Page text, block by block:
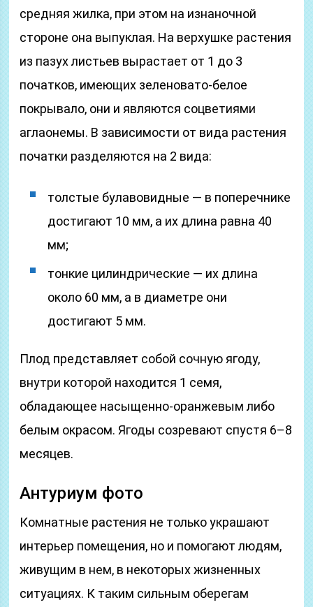
средняя жилка, при этом на изнаночной
стороне она выпуклая. На верхушке растения
из пазух листьев вырастает от 1 до 3
початков, имеющих зеленовато-белое
покрывало, они и являются соцветиями
аглаонемы. В зависимости от вида растения
початки разделяются на 2 вида:
толстые булавовидные ― в поперечнике
достигают 10 мм, а их длина равна 40
мм;
тонкие цилиндрические ― их длина
около 60 мм, а в диаметре они
достигают 5 мм.
Плод представляет собой сочную ягоду,
внутри которой находится 1 семя,
обладающее насыщенно-оранжевым либо
белым окрасом. Ягоды созревают спустя 6–8
месяцев.
Антуриум фото
Комнатные растения не только украшают
интерьер помещения, но и помогают людям,
живущим в нем, в некоторых жизненных
ситуациях. К таким сильным оберегам